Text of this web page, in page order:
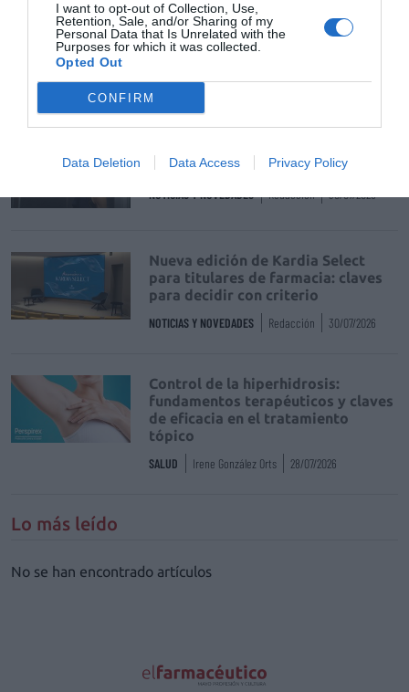
I want to opt-out of Collection, Use,
Retention, Sale, and/or Sharing of my
Personal Data that Is Unrelated with the
Purposes for which it was collected.
Opted Out
CONFIRM
Data Deletion Data Access Privacy Policy
Récord de comunicaciones para el
24 Congreso Nacional
NOTICIAS Y NOVEDADES
el cuidado infantil
NOTICIAS Y NOVEDADES Redacción 30/07/2026
Nueva edición de Kardia Select
para titulares de farmacia: claves
para decidir con criterio
NOTICIAS Y NOVEDADES Redacción 30/07/2026
Control de la hiperhidrosis:
fundamentos terapéuticos y claves
de eficacia en el tratamiento
tópico
SALUD Irene González Orts 28/07/2026
Lo más leído
No se han encontrado artículos